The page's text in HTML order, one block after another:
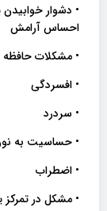
• دشوار
احساس آرامش
• مشکلات حافظه
• افسردگی
• سردرد
• حساسیت به
• اضطراب
• مشکل در تمرکز